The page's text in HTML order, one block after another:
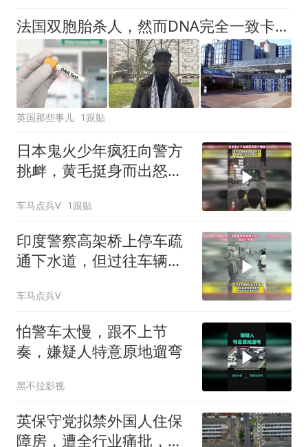
法国双胞胎杀人，然而DNA完全一致卡出司法BUG：根本确定不了谁干的啊！！
英国那些事儿 1跟贴
日本鬼火少年疯狂向警方
挑衅，黄毛挺身而出怒踹
车马点兵V 1跟贴
印度警察高架桥上停车疏
通下水道，但过往车辆却
车马点兵V
怕警车太慢，跟不上节
奏，嫌疑人特意原地遛弯
黑不拉影视
英保守党拟禁外国人住保
障房，遭全行业痛批，数